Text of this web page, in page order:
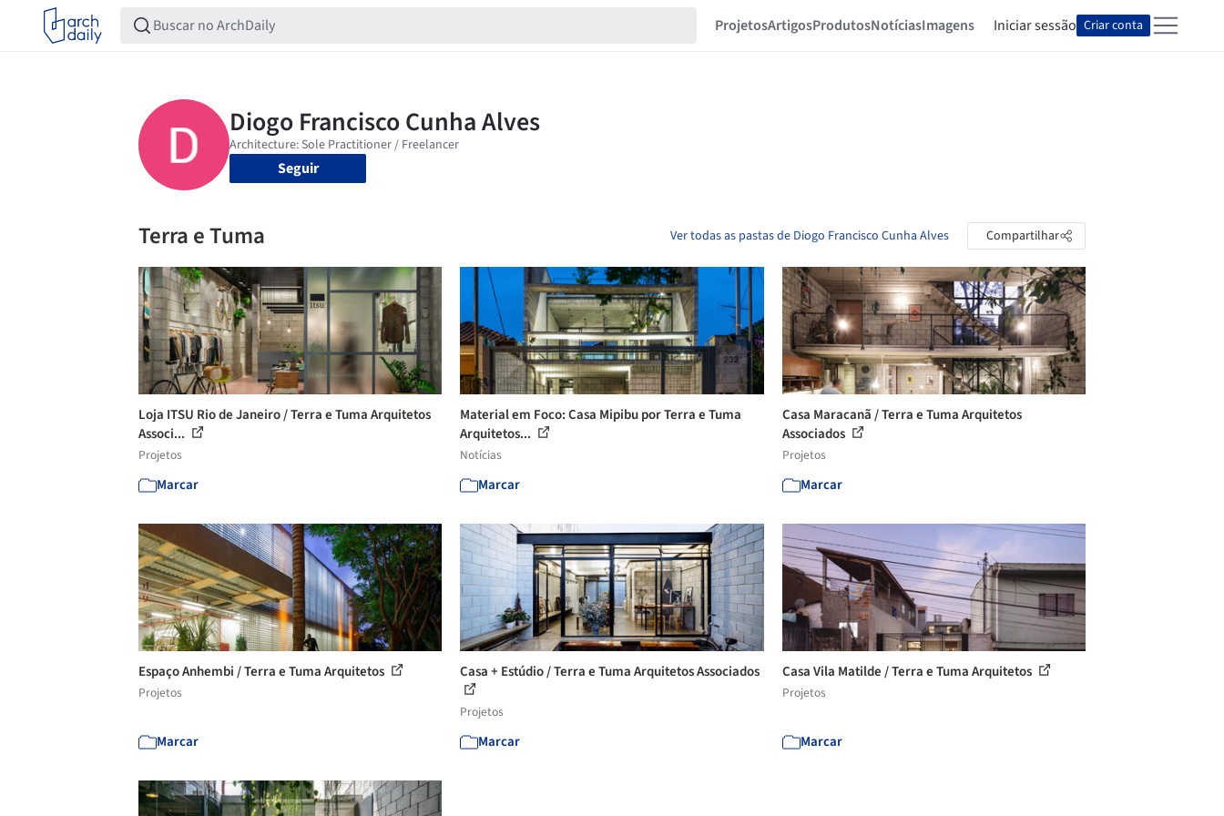
ProjetosArtigosProdutosNotíciasImagens Iniciar sessão Criar conta
Seguir
Terra e Tuma Ver todas as pastas de Diogo Francisco Cunha Alves Compartilhar
Loja ITSU Rio de Janeiro / Terra e Tuma Arquitetos
Associ...
Projetos
Marcar
Material em Foco: Casa Mipibu por Terra e Tuma
Arquitetos...
Notícias
Marcar
Casa Maracanã / Terra e Tuma Arquitetos
Associados
Projetos
Marcar
Espaço Anhembi / Terra e Tuma Arquitetos
Projetos
Marcar
Casa + Estúdio / Terra e Tuma Arquitetos Associados
Projetos
Marcar
Casa Vila Matilde / Terra e Tuma Arquitetos
Projetos
Marcar